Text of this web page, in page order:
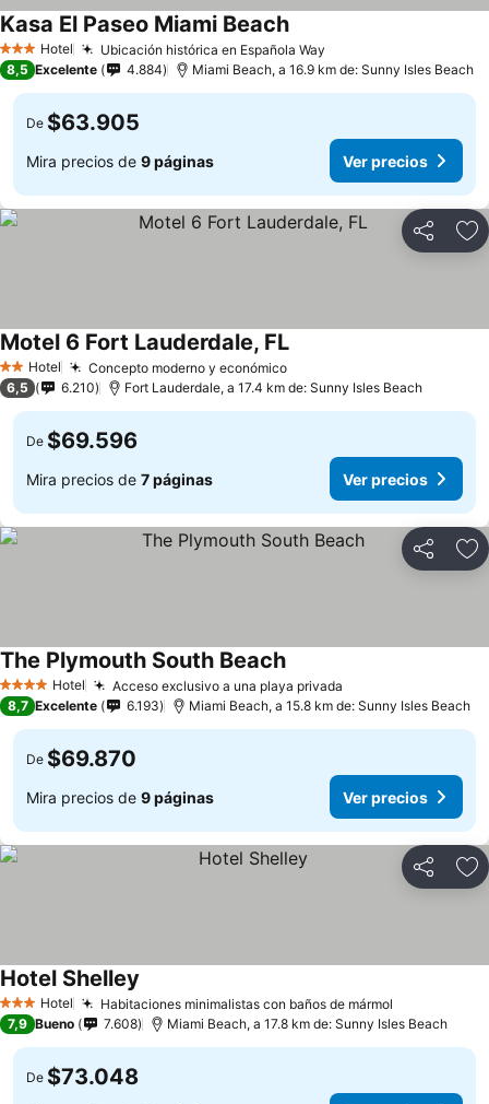
3 Estrellas
Hotel Ubicación histórica en Española Way
Kasa El Paseo Miami Beach
8,5 Excelente 4.884 Miami Beach, a 16.9 km de: Sunny Isles Beach
De $63.905
Mira precios de 9 páginas Ver precios
Compartir
2 Estrellas
Hotel Concepto moderno y económico
Motel 6 Fort Lauderdale, FL
6,5 6.210 Fort Lauderdale, a 17.4 km de: Sunny Isles Beach
De $69.596
Mira precios de 7 páginas Ver precios
Compartir
4 EstrellasHotel Acceso exclusivo a una playa privada
The Plymouth South Beach
8,7 Excelente 6.193 Miami Beach, a 15.8 km de: Sunny Isles Beach
De $69.870
Mira precios de 9 páginas Ver precios
Compartir
3 Estrellas
Hotel Habitaciones minimalistas con baños de mármol
Hotel Shelley
7,9 Bueno 7.608 Miami Beach, a 17.8 km de: Sunny Isles Beach
De $73.048